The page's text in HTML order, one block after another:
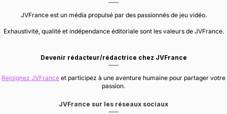
JVFrance est un média propulsé par des passionnés de jeu vidéo.
Exhaustivité, qualité et indépendance éditoriale sont les valeurs de JVFrance.
Devenir rédacteur/rédactrice chez JVFrance
Rejoignez JVFrance et participez à une aventure humaine pour partager votre
passion.
JVFrance sur les réseaux sociaux